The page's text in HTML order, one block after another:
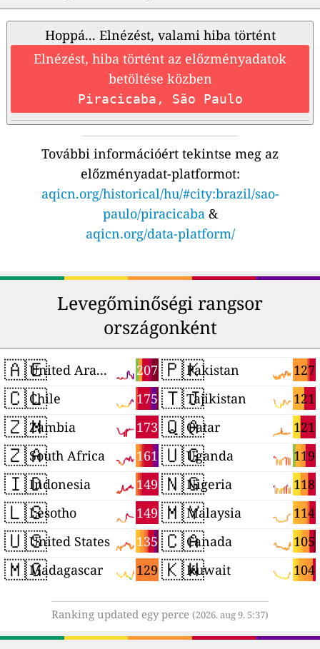
Hoppá... Elnézést, valami hiba történt
Elnézést, hiba történt az előzményadatok
betöltése közben
Piracicaba, São Paulo
További információért tekintse meg az
előzményadat-platformot:
aqicn.org/historical/hu/#city:brazil/sao-
paulo/piracicaba &
aqicn.org/data-platform/
Levegőminőségi rangsor
országonként
🇦🇪 207
United Arab Emirates
🇨🇱 175
Chile
🇿🇲 173
Zambia
🇿🇦 161
South Africa
🇮🇩 149
Indonesia
🇱🇸 149
Lesotho
🇺🇸 135
United States
🇲🇬 129
Madagascar
🇵🇰 127
Pakistan
🇹🇯 121
Tajikistan
🇶🇦 121
Qatar
🇺🇬 119
Uganda
🇳🇬 118
Nigeria
🇲🇾 114
Malaysia
🇨🇦 105
Canada
🇰🇼 104
Kuwait
Ranking updated egy perce (2026. aug 9. 5:37)